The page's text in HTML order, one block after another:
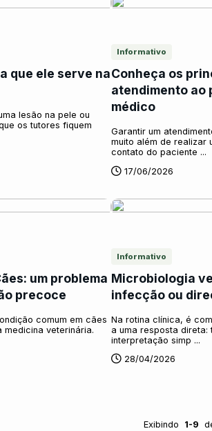
que ele serve na
lesão na pele ou
os tutores fiquem
Informativo
Conheça os
atendimento ao
médico
Garantir um
muito além de realizar
contato do paciente ...
17/06/2026
um problema
precoce
comum em cães
medicina veterinária.
Informativo
Microbiologia
infecção ou
Na rotina clínica, é
a uma resposta direta:
interpretação simp ...
28/04/2026
Exibindo 1-9